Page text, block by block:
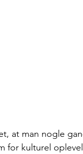
at man nogle
for kulturel